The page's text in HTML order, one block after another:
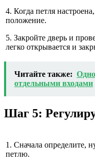
4. Когда петля
положение.
5. Закройте дверь и
легко открывается и
Читайте также:
отдельными входами
Шаг 5:
1. Сначала определите,
петлю.